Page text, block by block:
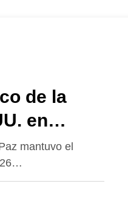
de la
en
con la
por la
mantuvo el